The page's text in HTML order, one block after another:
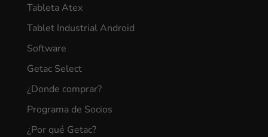
Tableta Atex
Tablet Industrial Android
Software
Getac Select
¿Donde comprar?
Programa de Socios
¿Por qué Getac?